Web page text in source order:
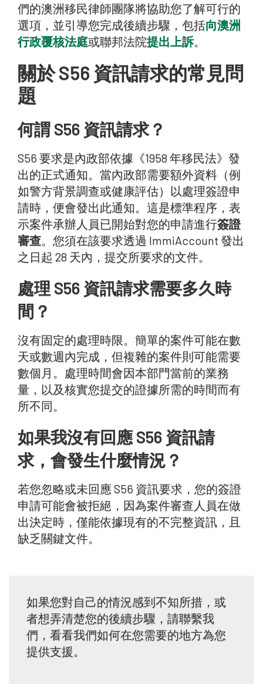
們的澳洲移民律師團隊將協助您了解可行的
選項，並引導您完成後續步驟，包括向澳洲
行政覆核法庭或聯邦法院提出上訴。
關於 S56 資訊請求的常見問
題
何謂 S56 資訊請求？
S56 要求是內政部依據《1958 年移民法》發
出的正式通知。當內政部需要額外資料（例
如警方背景調查或健康評估）以處理簽證申
請時，便會發出此通知。這是標準程序，表
示案件承辦人員已開始對您的申請進行簽證
審查。您須在該要求透過 ImmiAccount 發出
之日起 28 天內，提交所要求的文件。
處理 S56 資訊請求需要多久時
間？
沒有固定的處理時限。簡單的案件可能在數
天或數週內完成，但複雜的案件則可能需要
數個月。處理時間會因本部門當前的業務
量，以及核實您提交的證據所需的時間而有
所不同。
如果我沒有回應 S56 資訊請
求，會發生什麼情況？
若您忽略或未回應 S56 資訊要求，您的簽證
申請可能會被拒絕，因為案件審查人員在做
出決定時，僅能依據現有的不完整資訊，且
缺乏關鍵文件。
如果您對自己的情況感到不知所措，或
者想弄清楚您的後續步驟，請聯繫我
們，看看我們如何在您需要的地方為您
提供支援。